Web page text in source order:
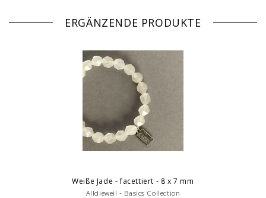
Halbedelsteine sind Schmucksteine. Die hier erwähnten Eigenschaften
sind nicht wissenschaftlich nachgewiesen. Halbedelsteine ersetzen
Bilddarstellung: beispielhafte Aufnahme eines Armbandes von 18
Länge. Je nach Größe variieren die Anzahl und Anordnung der
Einzelelmente des Armbandes. Mehrfachabbildungen dienen der
Vermarktung und sind nicht Angebotsbestandteil.
ERGÄNZENDE PRODUKTE
Weiße Jade - facettiert - 8 x 7 mm
Alldieweil - Basics Collection